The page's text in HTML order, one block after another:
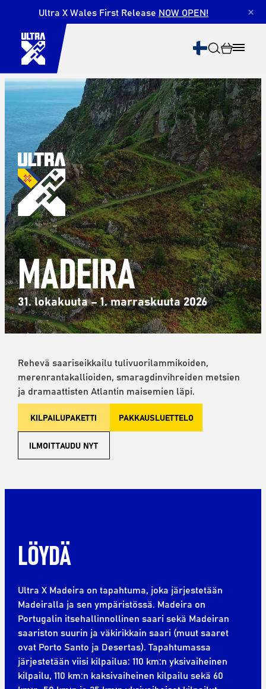
Ultra X Wales First Release NOW OPEN! ×
Etsi
MADEIRA
31. lokakuuta – 1. marraskuuta 2026
Rehevä saariseikkailu tulivuorilammikoiden,
merenrantakallioiden, smaragdinvihreiden metsien
ja dramaattisten Atlantin maisemien läpi.
KILPAILUPAKETTI PAKKAUSLUETTELO
ILMOITTAUDU NYT
LÖYDÄ
Ultra X Madeira on tapahtuma, joka järjestetään
Madeiralla ja sen ympäristössä. Madeira on
Portugalin itsehallinnollinen saari sekä Madeiran
saariston suurin ja väkirikkain saari (muut saaret
ovat Porto Santo ja Desertas). Tapahtumassa
järjestetään viisi kilpailua: 110 km:n yksivaiheinen
kilpailu, 110 km:n kaksivaiheinen kilpailu sekä 60